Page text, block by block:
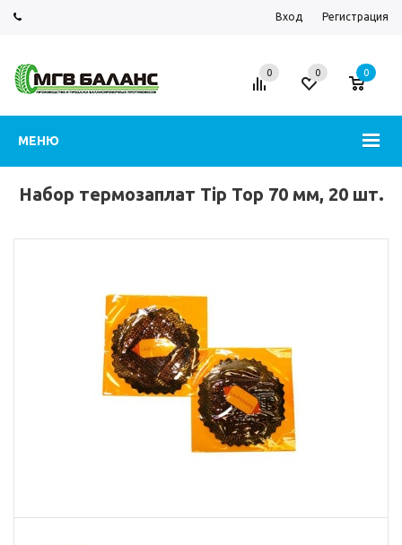
Вход Регистрация
МЕНЮ
0 0 0
Набор термозаплат Tip Top 70 мм, 20 шт.